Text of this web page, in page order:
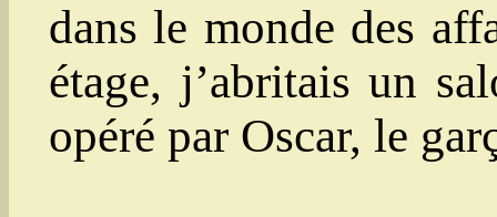
dans le monde des
étage, j’abritais un
opéré par Oscar, le